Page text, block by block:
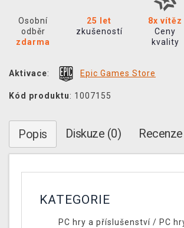
Osobní
odběr
zdarma
25 let
zkušeností
8x vítěz
Ceny
kvality
Aktivace: Epic Games Store
Kód produktu: 1007155
Popis Diskuze (0)
KATEGORIE
PC hry a příslušenství/ PC